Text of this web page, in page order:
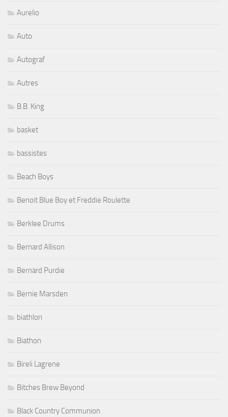
Aurelio
Auto
Autograf
Autres
B.B. King
basket
bassistes
Beach Boys
Benoit Blue Boy et Freddie Roulette
Berklee Drums
Bernard Allison
Bernard Purdie
Bernie Marsden
biathlon
Biathon
Bireli Lagrene
Bitches Brew Beyond
Black Country Communion